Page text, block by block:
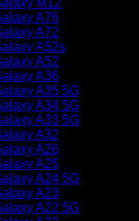
M12
A76
A72
A52s
A52
A36
A35 5G
A34 5G
A33 5G
A32
A26
A25
A24 5G
A23
A22 5G